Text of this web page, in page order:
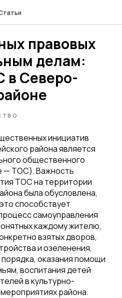
правовых
делам:
в Северо-
инициатив
района является
общественного
— ТОС). Важность
ТОС на территории
была обусловлена,
способствует
самоуправления
каждому жителю,
взятых дворов,
и озеленения,
оказания помощи
воспитания детей
в культурно-
района.